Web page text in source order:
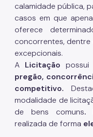
calamidade pública,
casos em que
oferece
concorrentes,
excepcionais.
A Licitação possui
pregão,
competitivo.
modalidade de
de bens comuns.
realizada de forma